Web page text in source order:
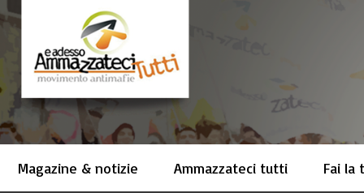
Magazine & notizie Ammazzateci tutti Fai la